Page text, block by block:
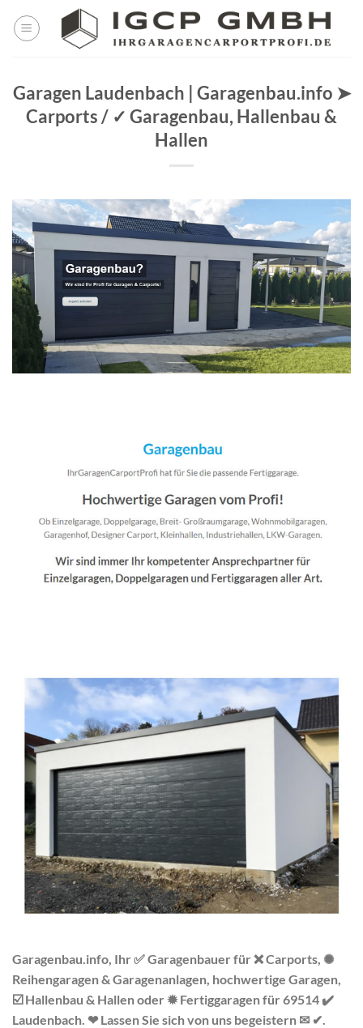
Garagen Laudenbach | Garagenbau.info ➤
Carports / ✓ Garagenbau, Hallenbau &
Hallen
Garagenbau.info, Ihr ✅ Garagenbauer für ❌ Carports, ✺
Reihengaragen & Garagenanlagen, hochwertige Garagen,
☑️ Hallenbau & Hallen oder ✹ Fertiggaragen für 69514 ✔️
Laudenbach. ❤ Lassen Sie sich von uns begeistern ✉ ✔.